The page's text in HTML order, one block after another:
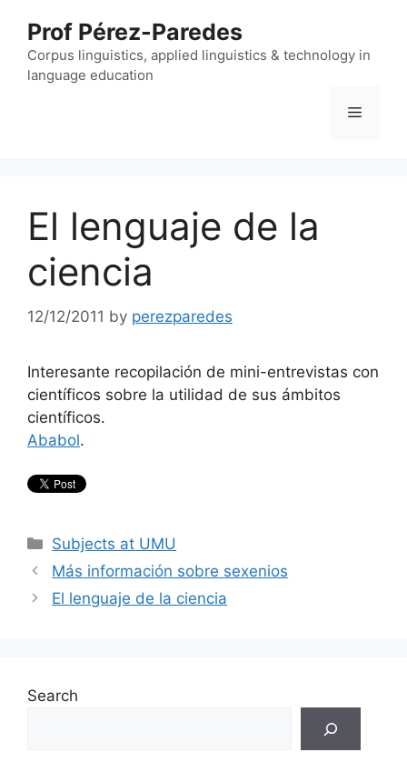
content
Prof Pérez-Paredes
Corpus linguistics, applied linguistics & technology in
language education
Menu
El lenguaje de la
ciencia
12/12/2011 by perezparedes
Interesante recopilación de mini-entrevistas con
científicos sobre la utilidad de sus ámbitos
científicos.
Ababol.
Categories
Subjects at UMU
Más información sobre sexenios
El lenguaje de la ciencia
Search